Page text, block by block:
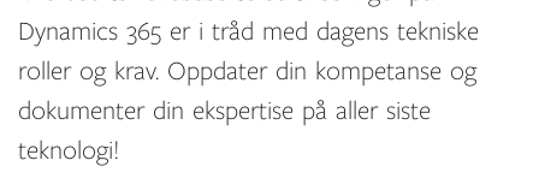
Dynamics 365 er i tråd med dagens tekniske
roller og krav. Oppdater din kompetanse og
dokumenter din ekspertise på aller siste
teknologi!